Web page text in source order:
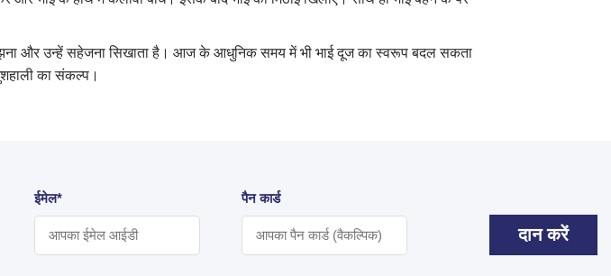
और उन्हें सहेजना सिखाता है। आज के आधुनिक समय में भी भाई दूज का स्वरूप बदल सकता
का संकल्प।
ईमेल* पैन कार्ड
दान करें